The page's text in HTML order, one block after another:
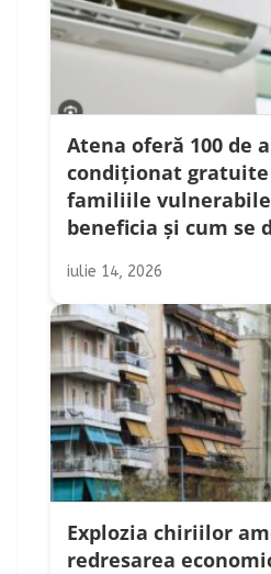
Atena oferă 100 de
condiționat
familiile
beneficia și cum se
iulie 14, 2026
Explozia chiriilor
redresarea